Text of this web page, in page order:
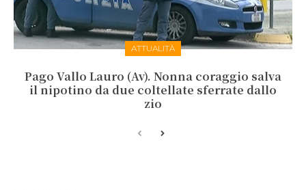
ATTUALITÀ
Pago Vallo Lauro (Av). Nonna coraggio salva
il nipotino da due coltellate sferrate dallo
zio